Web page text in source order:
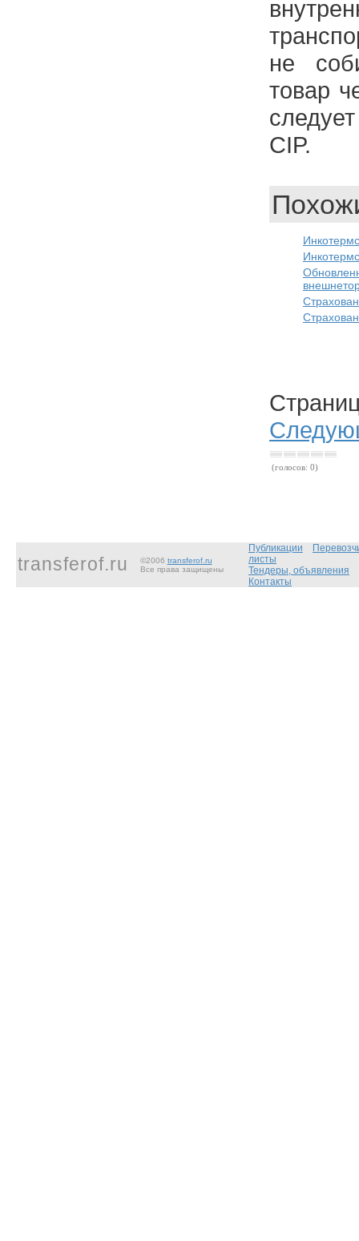
не
товар
CIP.
Инкотермс
(голосов: 0)
transferof.ru ©2006 transferof.ru
Все права защищены
Публикации
листы
Тендеры, объявления
Контакты